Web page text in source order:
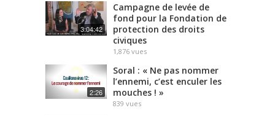
3:04:42
Campagne de levée de
fond pour la Fondation de
protection des droits
civiques
1,876 vues
2:26
Soral : « Ne pas nommer
l’ennemi, c’est enculer les
mouches ! »
839 vues